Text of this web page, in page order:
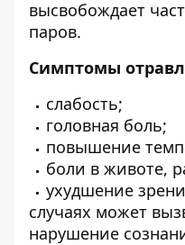
высвобождает
паров.
Симптомы
слабость;
головная боль;
повышение
боли в животе,
ухудшение
случаях может
нарушение